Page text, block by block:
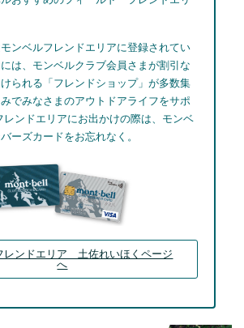
ンベルフレンドエリアに登録されてい
は、モンベルクラブ会員さまが割引な
られる「フレンドショップ」が多数集
でみなさまのアウトドアライフをサポ
レンドエリアにお出かけの際は、モンベ
ーズカードをお忘れなく。
レンドエリア 土佐れいほくページ
へ